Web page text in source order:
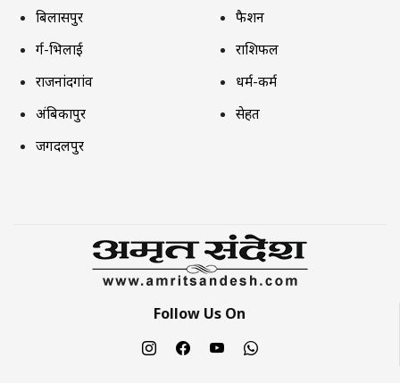
बिलासपुर
दुर्ग-भिलाई
राजनांदगांव
अंबिकापुर
जगदलपुर
फैशन
राशिफल
धर्म-कर्म
सेहत
Follow Us On